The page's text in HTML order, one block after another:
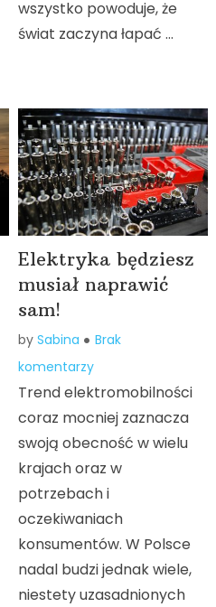
wszystko powoduje, że
świat zaczyna łapać …
Elektryka będziesz
musiał naprawić
sam!
bySabina
Brak
komentarzy
Trend elektromobilności
coraz mocniej zaznacza
swoją obecność w wielu
krajach oraz w
potrzebach i
oczekiwaniach
konsumentów. W Polsce
nadal budzi jednak wiele,
niestety uzasadnionych